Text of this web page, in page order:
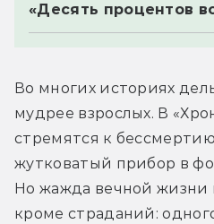
«Десять процентов
Во многих историях
мудрее взрослых. В
стремятся к
жутковатый прибор в
Но жажда вечной жизни
кроме страданий: